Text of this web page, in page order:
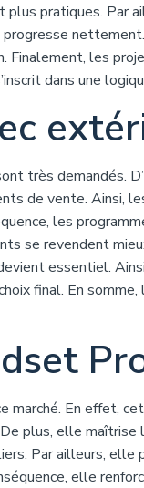
pratiques. Par
les
dans une
très demandés.
de vente. Ainsi,
les
se revendent
essentiel.
final. En
marché. En effet,
plus, elle maîtrise
Par ailleurs, elle
elle